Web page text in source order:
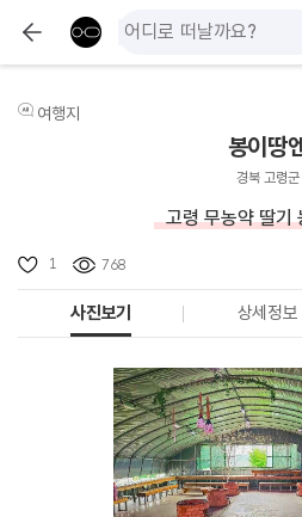
여행지
봉이땅
경북 고령군
고령 무농약 딸기
1 768
사진보기 상세정보